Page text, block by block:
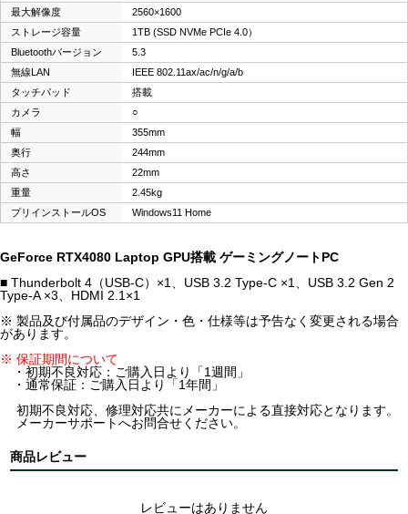
最大解像度
2560×1600
ストレージ容量
1TB (SSD NVMe PCIe 4.0）
Bluetoothバージョン
5.3
無線LAN
IEEE 802.11ax/ac/n/g/a/b
タッチパッド
搭載
カメラ
○
幅
355mm
奥行
244mm
高さ
22mm
重量
2.45kg
プリインストールOS
Windows11 Home
GeForce RTX4080 Laptop GPU搭載 ゲーミングノートPC
■ Thunderbolt 4（USB-C）×1、USB 3.2 Type-C ×1、USB 3.2 Gen 2
Type-A ×3、HDMI 2.1×1
※ 製品及び付属品のデザイン・色・仕様等は予告なく変更される場合
があります。
※ 保証期間について
・初期不良対応：ご購入日より「1週間」
・通常保証：ご購入日より「1年間」
初期不良対応、修理対応共にメーカーによる直接対応となります。
メーカーサポートへお問合せください。
商品レビュー
レビューはありません